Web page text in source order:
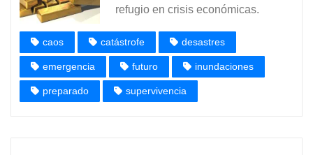
refugio en crisis económicas.
caos catástrofe desastres
emergencia futuro inundaciones
preparado supervivencia